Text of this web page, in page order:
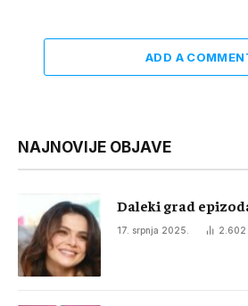
ADD A
NAJNOVIJE OBJAVE
Daleki grad
17. srpnja 2025. 2.602